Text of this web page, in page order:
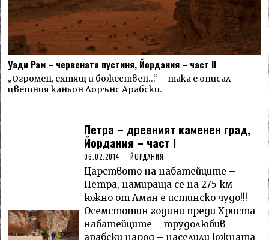
Уади Рам – червената пустиня, Йордания – част II
„Огромен, ехтящ и божествен…“ – така е описал
цветния каньон Лорънс Арабски.
Петра – древният каменен град,
Йордания – част I
06.02.2014 ЙОРДАНИЯ
Царството на набатейците –
Петра, намираща се на 275 км
южно от Аман е истинско чудо!!!
Осемстотин години преди Христа
набатейците – трудолюбив
арабски народ – населили южната